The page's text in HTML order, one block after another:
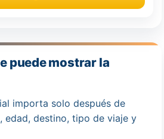
puede mostrar la
importa solo después de
edad, destino, tipo de viaje y